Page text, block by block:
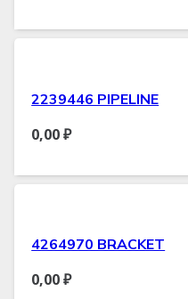
2239446 PIPELINE
0,00₽
4264970 BRACKET
0,00₽